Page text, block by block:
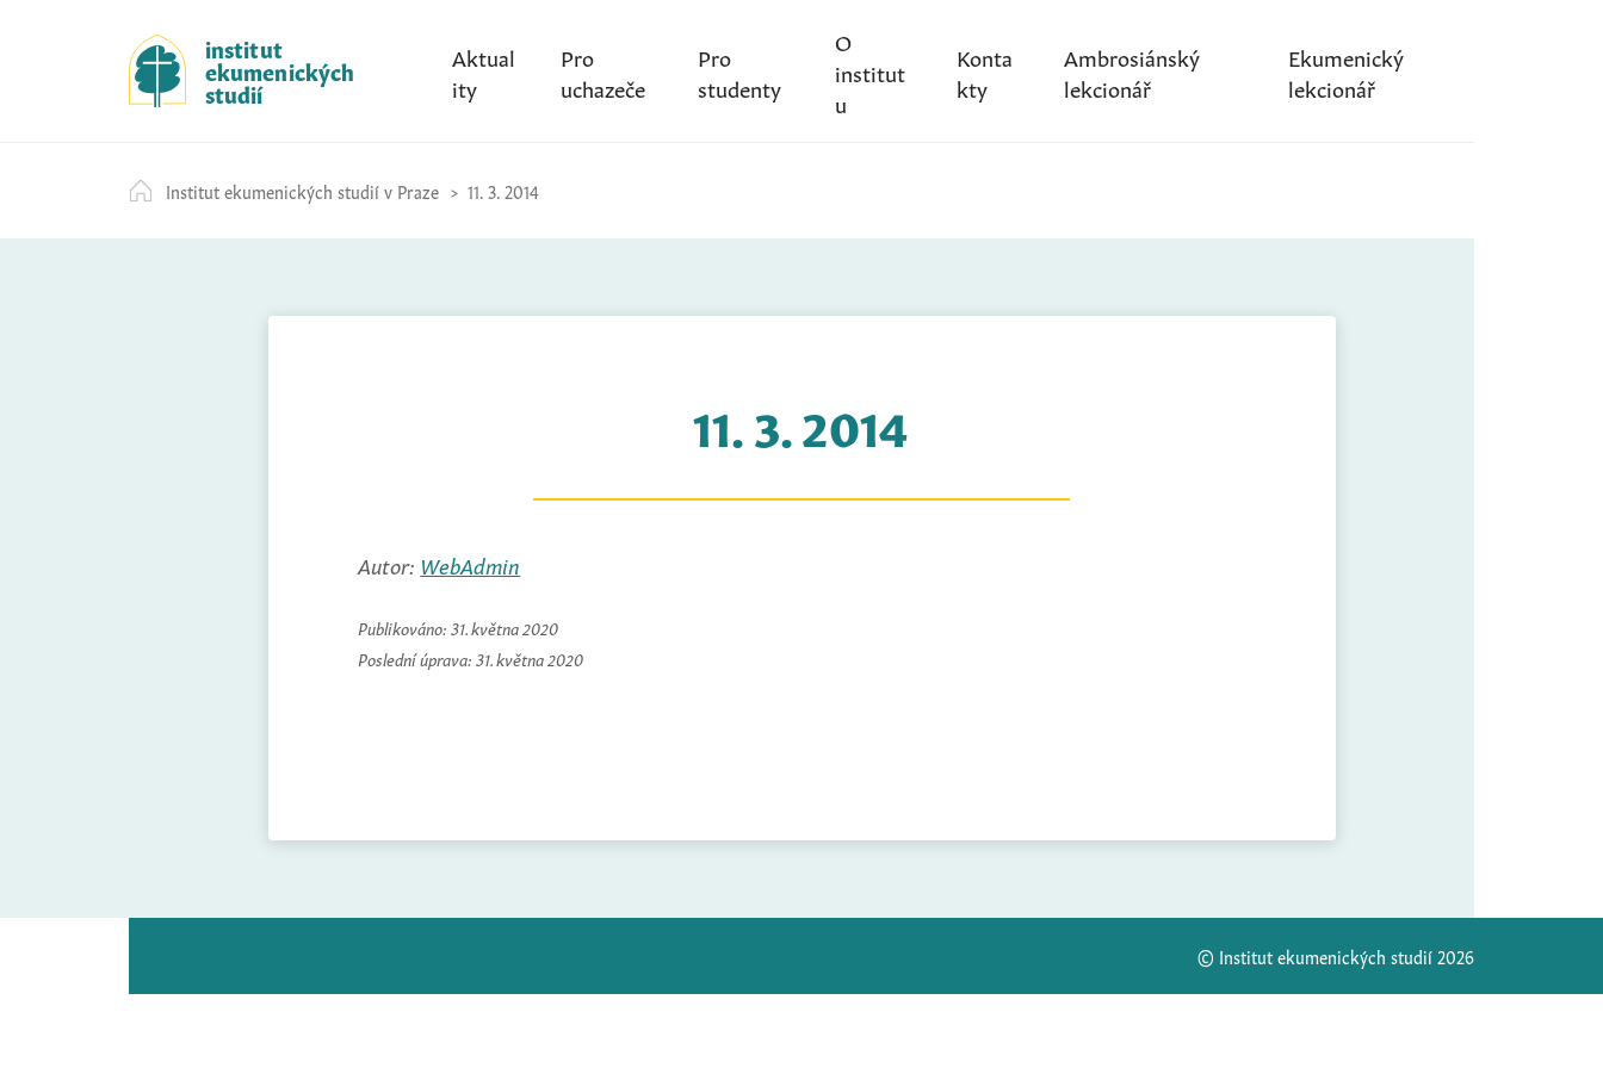
k
i
p
t
c
o
institut
ekumenických
studií
Aktual
ity
Pro
uchazeče
Pro
studenty
O
institut
u
Konta
kty
Ambrosiánský
lekcionář
Ekumenický
lekcionář
Institut ekumenických studií v Praze 11. 3. 2014
11. 3. 2014
Autor: WebAdmin
Publikováno: 31. května 2020
Poslední úprava: 31. května 2020
© Institut ekumenických studií 2026